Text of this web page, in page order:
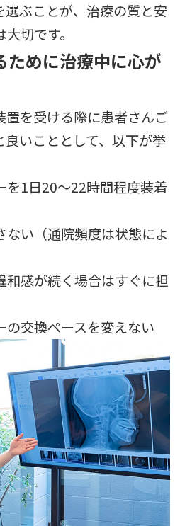
選ぶことが、治療の質と安
切です。
ために治療中に心が
置を受ける際に患者さんご
良いこととして、以下が挙
を1日20〜22時間程度装着
い（通院頻度は状態によ
和感が続く場合はすぐに担
の交換ペースを変えない